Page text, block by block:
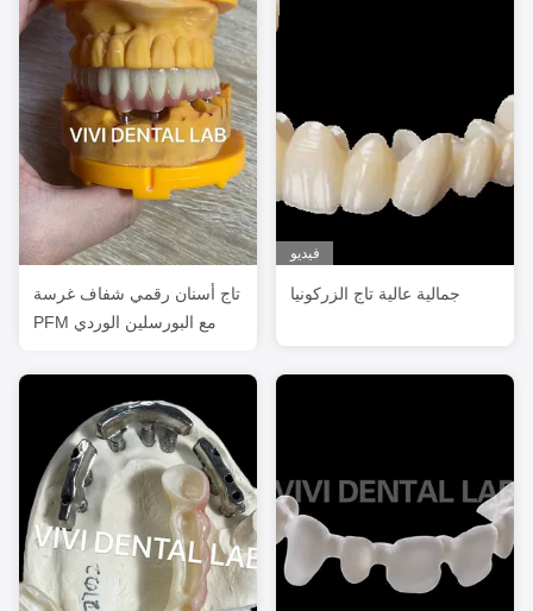
تاج أسنان رقمي شفاف غرسة
PFM مع البورسلين الوردي
فيديو
جمالية عالية تاج الزركونيا